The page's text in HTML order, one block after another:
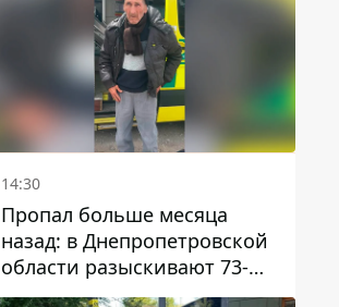
14:30
Пропал больше месяца
назад: в Днепропетровской
области разыскивают 73-
летнего мужчину